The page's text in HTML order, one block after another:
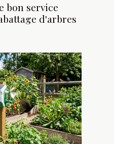
bon service
d'arbres